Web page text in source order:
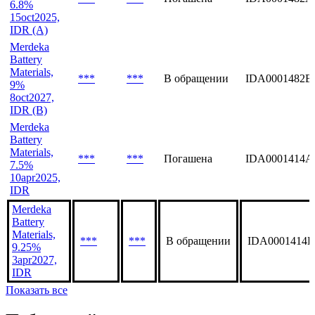
Merdeka
Battery
Materials,
6.8%
15oct2025,
IDR (A)
Merdeka
Battery
Materials,
9%
8oct2027,
IDR (B)
Merdeka
Battery
Materials,
7.5%
10apr2025,
IDR
Merdeka
Battery
Materials,
9.25%